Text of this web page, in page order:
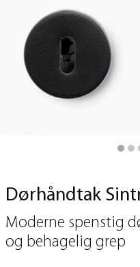
Dørhåndtak
Moderne spenstig
og behagelig grep